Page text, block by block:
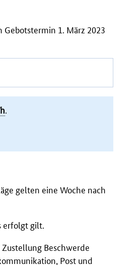
Gebotstermin 1. März 2023
gelten eine Woche nach
erfolgt gilt.
Beschwerde
Post und